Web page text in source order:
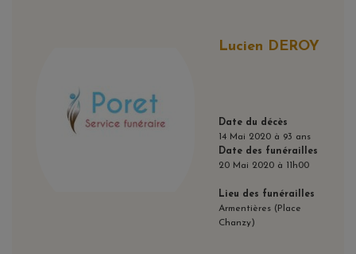
Lucien DEROY
Date du décès
14 Mai 2020 à 93 ans
Date des funérailles
20 Mai 2020 à 11h00
Lieu des funérailles
Armentières (Place
Chanzy)